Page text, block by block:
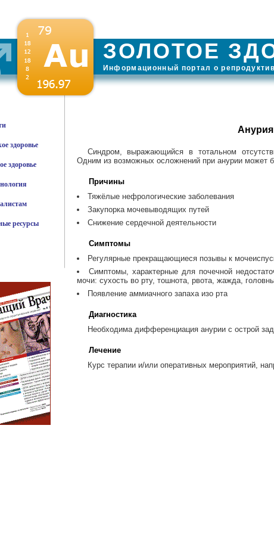
ЗОЛОТОЕ
Информационный портал о
здоровье
здоровье
ресурсы
Анурия
Синдром, выражающийся в тотальном
Одним из возможных осложнений при анурии может
Причины
Тяжёлые нефрологические заболевания
Закупорка мочевыводящих путей
Снижение сердечной деятельности
Симптомы
Регулярные прекращающиеся позывы к
Симптомы, характерные для почечной
мочи: сухость во рту, тошнота, рвота, жажда,
Появление аммиачного запаха изо рта
Диагностика
Необходима дифференциация анурии с острой
Лечение
Курс терапии и/или оперативных мероприятий,